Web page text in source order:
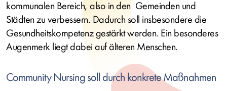
kommunalen Bereich, also in den Gemeinden und
Städten zu verbessern. Dadurch soll insbesondere die
Gesundheitskompetenz gestärkt werden. Ein besonderes
Augenmerk liegt dabei auf älteren Menschen.
Community Nursing soll durch konkrete Maßnahmen